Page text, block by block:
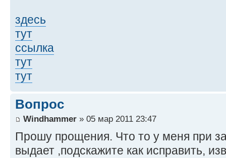
здесь
тут
ссылка
тут
тут
Вопрос
Windhammer » 05 мар 2011 23:47
Прошу прощения. Что то у меня при
выдает ,подскажите как исправить,